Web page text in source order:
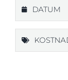
DATUM